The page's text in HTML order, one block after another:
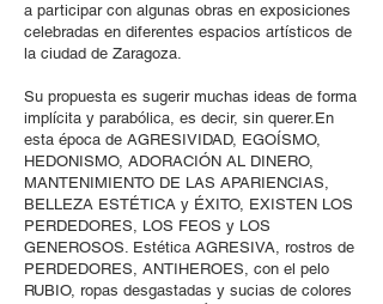
a participar con algunas obras en exposiciones
celebradas en diferentes espacios artísticos de
la ciudad de Zaragoza.
Su propuesta es sugerir muchas ideas de forma
implícita y parabólica, es decir, sin querer.En
esta época de AGRESIVIDAD, EGOÍSMO,
HEDONISMO, ADORACIÓN AL DINERO,
MANTENIMIENTO DE LAS APARIENCIAS,
BELLEZA ESTÉTICA y ÉXITO, EXISTEN LOS
PERDEDORES, LOS FEOS y LOS
GENEROSOS. Estética AGRESIVA, rostros de
PERDEDORES, ANTIHEROES, con el pelo
RUBIO, ropas desgastadas y sucias de colores